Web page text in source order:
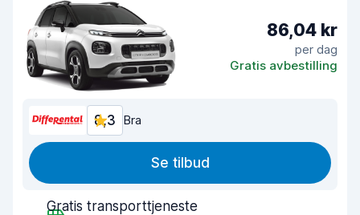
86,04 kr
per dag
Gratis avbestilling
8,3 Bra
Se tilbud
Gratis transporttjeneste